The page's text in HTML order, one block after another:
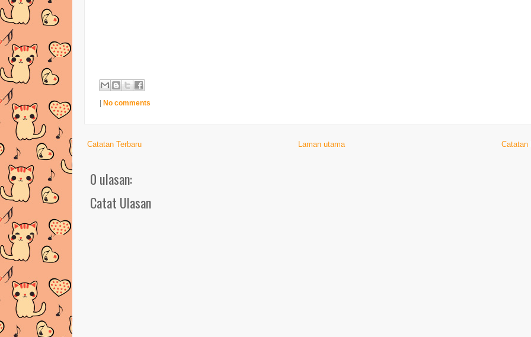
| No comments
Catatan Terbaru Catatan
Laman utama
0 ulasan:
Catat Ulasan